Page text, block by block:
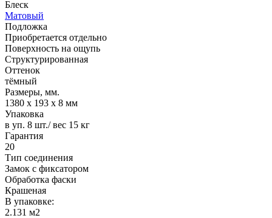
Блеск
Матовый
Подложка
Приобретается отдельно
Поверхность на ощупь
Структурированная
Оттенок
тёмный
Размеры, мм.
1380 х 193 х 8 мм
Упаковка
в уп. 8 шт./ вес 15 кг
Гарантия
20
Тип соединения
Замок с фиксатором
Обработка фаски
Крашеная
В упаковке:
2.131 м2